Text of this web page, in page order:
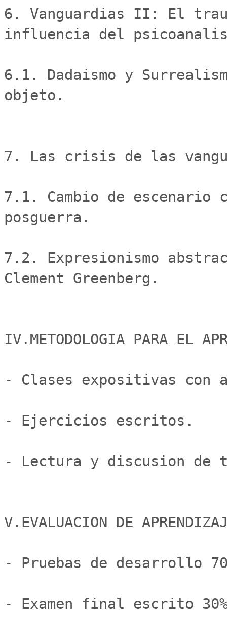
6. Vanguardias II: El
influencia del
6.1. Dadaismo y
objeto.
7. Las crisis de las
7.1. Cambio de
posguerra.
7.2. Expresionismo
Clement Greenberg.
IV.METODOLOGIA PARA EL
- Clases expositivas con
- Ejercicios escritos.
- Lectura y discusion de
V.EVALUACION DE
- Pruebas de desarrollo	70%
- Examen final escrito